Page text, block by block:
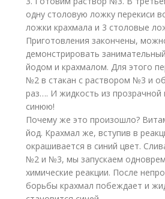
одну столовую ложку перекиси
ложки крахмала и 3 столовые
Приготовления закончены,
демонстрировать
йодом и крахмалом. Для этого
№2 в стакан с раствором №3 и
раз…. И жидкость из прозрачной
синюю!
Почему же это произошло?
йод. Крахмал же, вступив в
окрашивается в синий цвет.
№2 и №3, мы запускаем
химические реакции. После
борьбы крахмал побеждает и